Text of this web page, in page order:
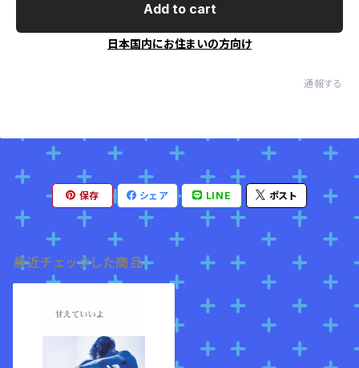
Add to cart
日本国内にお住まいの方向け
通報する
保存 シェア LINE ポスト
最近チェックした商品